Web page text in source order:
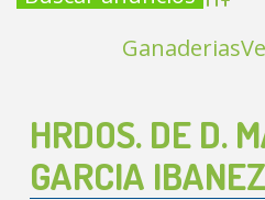
Ganaderias
HRDOS. DE D.
GARCIA IBANEZ